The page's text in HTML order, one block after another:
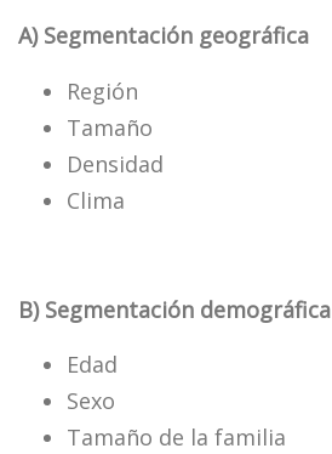
A) Segmentación geográfica
Región
Tamaño
Densidad
Clima
B) Segmentación demográfica
Edad
Sexo
Tamaño de la familia